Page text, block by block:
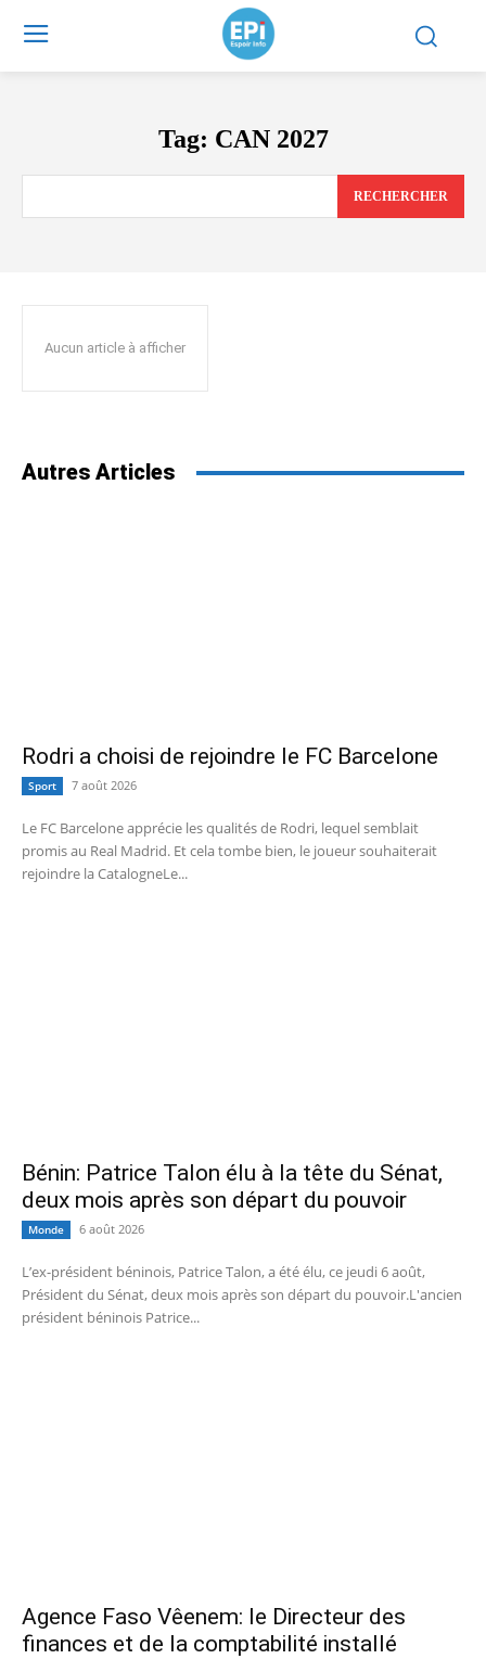
Tag: CAN 2027
RECHERCHER
Aucun article à afficher
Autres Articles
Rodri a choisi de rejoindre le FC Barcelone
Sport 7 août 2026
Le FC Barcelone apprécie les qualités de Rodri, lequel semblait
promis au Real Madrid. Et cela tombe bien, le joueur souhaiterait
rejoindre la CatalogneLe...
Bénin: Patrice Talon élu à la tête du Sénat,
deux mois après son départ du pouvoir
Monde 6 août 2026
L’ex-président béninois, Patrice Talon, a été élu, ce jeudi 6 août,
Président du Sénat, deux mois après son départ du pouvoir.L'ancien
président béninois Patrice...
Agence Faso Vêenem: le Directeur des
finances et de la comptabilité installé